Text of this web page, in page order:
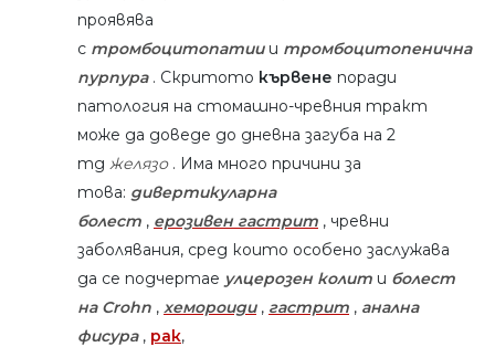
проявява
с тромбоцитопатиии тромбоцитопенична
пурпура. Скритото кървене поради
патология на стомашно-чревния тракт
може да доведе до дневна загуба на 2
mg желязо. Има много причини за
това: дивертикуларна
болест , ерозивен гастрит , чревни
заболявания, сред които особено заслужава
да се подчертае улцерозен колит и болест
на Crohn , хемороиди, гастрит , анална
фисура, рак,